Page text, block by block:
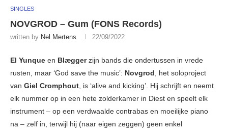
SINGLES
NOVGROD – Gum (FONS Records)
written by Nel Mertens 22/09/2022
El Yunque en Blæggerzijn bands die ondertussen in vrede
rusten, maar ‘God save the music’: Novgrod, het soloproject
van Giel Cromphout, is ‘alive and kicking’. Hij schrijft en neemt
elk nummer op in een hete zolderkamer in Diest en speelt elk
instrument – op een verdwaalde contrabas en moeilijke piano
na – zelf in, terwijl hij (naar eigen zeggen) geen enkel